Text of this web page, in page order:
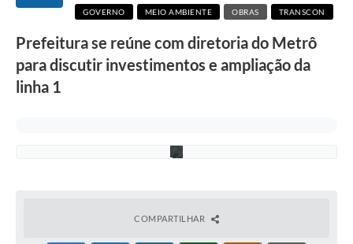
GOVERNO MEIO AMBIENTE OBRAS TRANSCON
Prefeitura se reúne com diretoria do Metrô
para discutir investimentos e ampliação da
linha 1
i
a
l
l
COMPARTILHAR